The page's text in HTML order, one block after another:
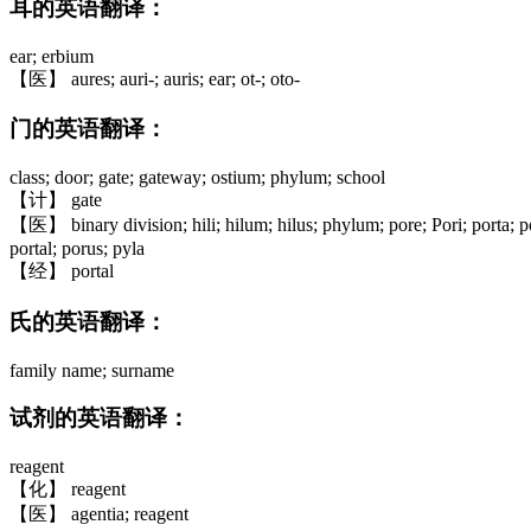
耳的英语翻译：
ear; erbium
【医】 aures; auri-; auris; ear; ot-; oto-
门的英语翻译：
class; door; gate; gateway; ostium; phylum; school
【计】 gate
【医】 binary division; hili; hilum; hilus; phylum; pore; Pori; porta;
portal; porus; pyla
【经】 portal
氏的英语翻译：
family name; surname
试剂的英语翻译：
reagent
【化】 reagent
【医】 agentia; reagent